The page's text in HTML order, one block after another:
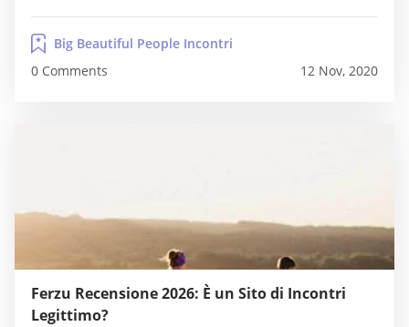
è un sito di incontri nel vero senso del concetto,
perché...
Big Beautiful People Incontri
0 Comments
12 Nov, 2020
Ferzu Recensione 2026: È un Sito di Incontri
Legittimo?